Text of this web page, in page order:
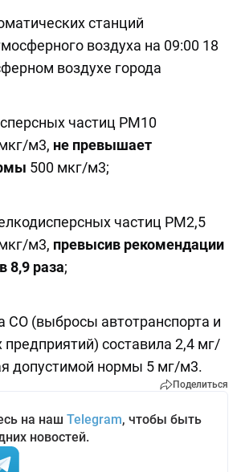
станций
воздуха на 09:00 18
воздухе города
частиц РМ10
м3, не превышает
500 мкг/м3;
частиц PM2,5
м3, превысив рекомендации
8,9 раза;
СО (выбросы автотранспорта и
составила 2,4 мг/
допустимой нормы 5 мг/м3.
Поделиться
на наш Telegram, чтобы быть
новостей.